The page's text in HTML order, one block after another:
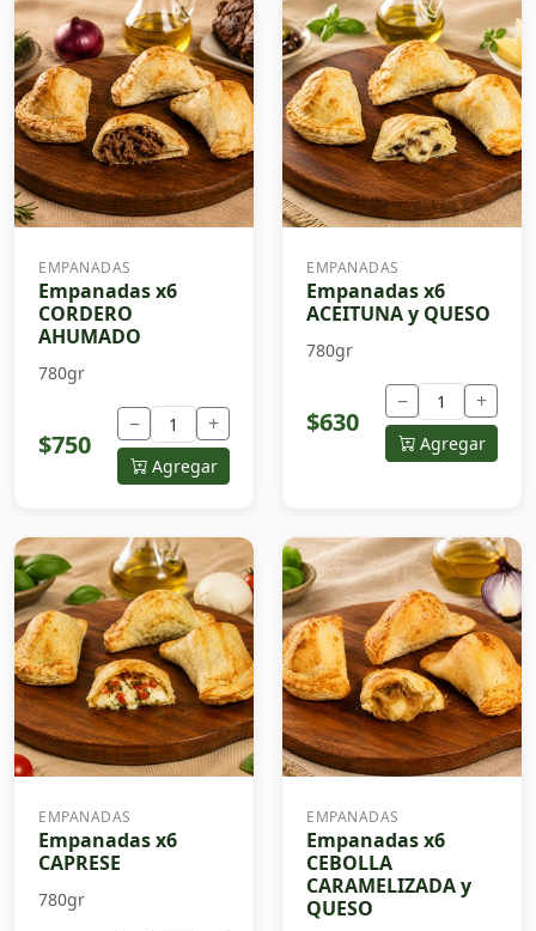
EMPANADAS
Empanadas x6
CORDERO
AHUMADO
780gr
$750
− +
Agregar
EMPANADAS
Empanadas x6
ACEITUNA y QUESO
780gr
$630
− +
Agregar
EMPANADAS
Empanadas x6
CAPRESE
780gr
EMPANADAS
Empanadas x6
CEBOLLA
CARAMELIZADA y
QUESO